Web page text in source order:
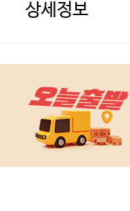
상세정보